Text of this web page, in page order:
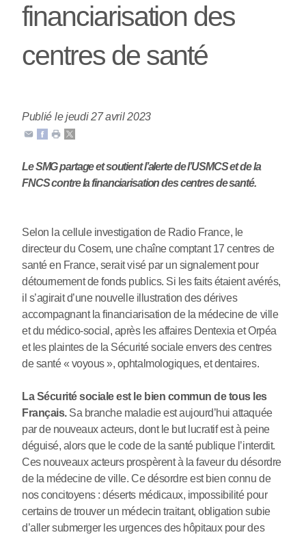
financiarisation des
centres de santé
Publié le jeudi 27 avril 2023
Le SMG partage et soutient l’alerte de l’USMCS et de la
FNCS contre la financiarisation des centres de santé.
Selon la cellule investigation de Radio France, le
directeur du Cosem, une chaîne comptant 17 centres de
santé en France, serait visé par un signalement pour
détournement de fonds publics. Si les faits étaient avérés,
il s’agirait d’une nouvelle illustration des dérives
accompagnant la financiarisation de la médecine de ville
et du médico-social, après les affaires Dentexia et Orpéa
et les plaintes de la Sécurité sociale envers des centres
de santé « voyous », ophtalmologiques, et dentaires.
La Sécurité sociale est le bien commun de tous les
Français.Sa branche maladie est aujourd’hui attaquée
par de nouveaux acteurs, dont le but lucratif est à peine
déguisé, alors que le code de la santé publique l’interdit.
Ces nouveaux acteurs prospèrent à la faveur du désordre
de la médecine de ville. Ce désordre est bien connu de
nos concitoyens : déserts médicaux, impossibilité pour
certains de trouver un médecin traitant, obligation subie
d’aller submerger les urgences des hôpitaux pour des